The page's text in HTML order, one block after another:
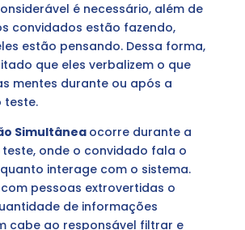
é necessário, além de
convidados estão fazendo,
estão pensando. Dessa forma,
que eles verbalizem o que
mentes durante ou após a
teste.
Simultâneaocorre durante a
onde o convidado fala o
interage com o sistema.
pessoas extrovertidas o
de informações
cabe ao responsável filtrar e